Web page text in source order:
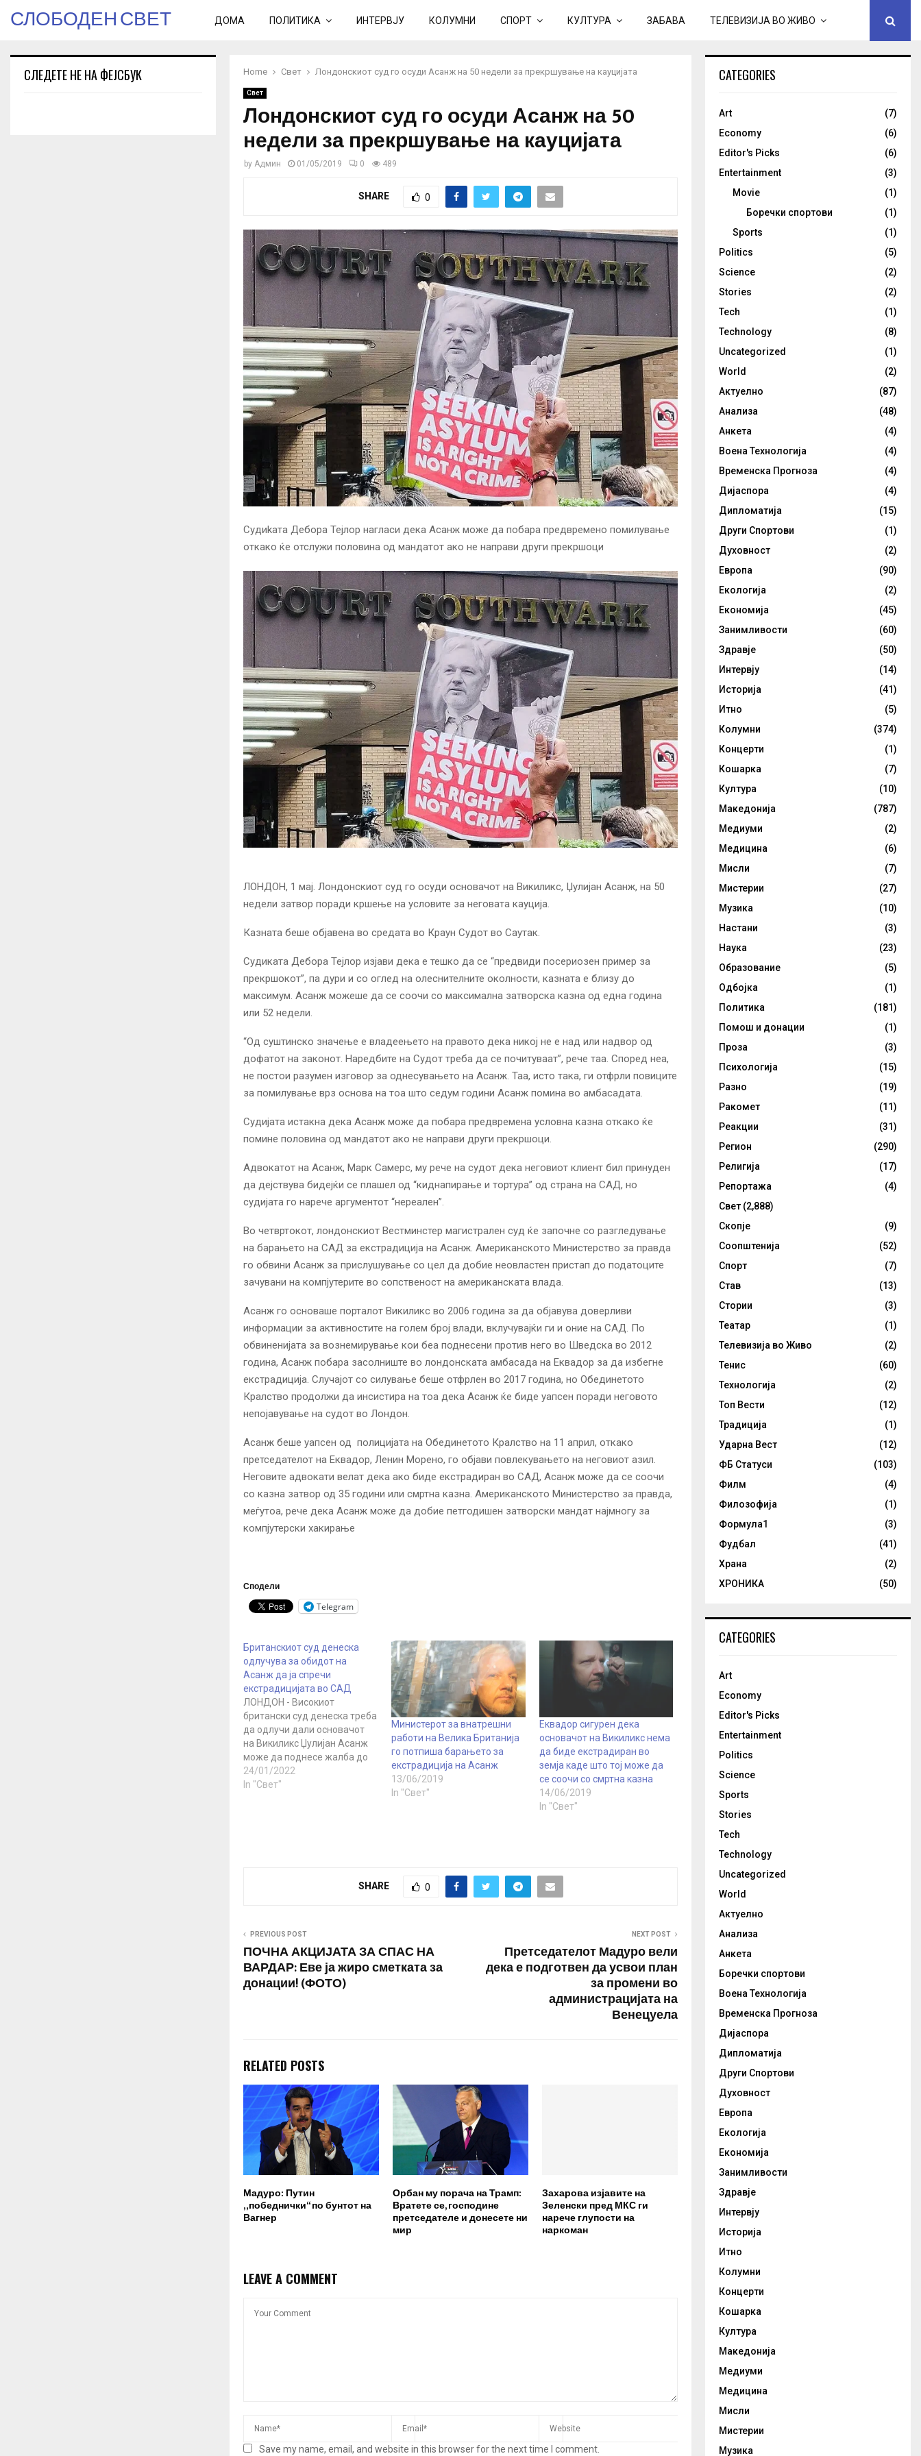
СЛОБОДЕН СВЕТ ДОМА ПОЛИТИКА ИНТЕРВЈУ КОЛУМНИ СПОРТ КУЛТУРА ЗАБАВА ТЕЛЕВИЗИЈА ВО ЖИВО
Home Свет Лондонскиот суд го осуди Асанж на 50 недели за прекршување на кауцијата
Свет
Лондонскиот суд го осуди Асанж на 50
недели за прекршување на кауцијата
by Админ 01/05/2019 0 489
SHARE 0
Судиkата Дебора Тејлор нагласи дека Асанж може да побара предвремено помилување
откако ќе отслужи половина од мандатот ако не направи други прекршоци
ЛОНДОН, 1 мај. Лондонскиот суд го осуди основачот на Викиликс, Џулијан Асанж, на 50
недели затвор поради кршење на условите за неговата кауција.
Казната беше објавена во средата во Краун Судот во Саутак.
Судиката Дебора Тејлор изјави дека е тешко да се “предвиди посериозен пример за
прекршокот”, па дури и со оглед на олеснителните околности, казната е близу до
максимум. Асанж можеше да се соочи со максимална затворска казна од една година
или 52 недели.
“Од суштинско значење е владеењето на правото дека никој не е над или надвор од
дофатот на законот. Наредбите на Судот треба да се почитуваат”, рече таа. Според неа,
не постои разумен изговор за однесувањето на Асанж. Таа, исто така, ги отфрли повиците
за помилување врз основа на тоа што седум години Асанж помина во амбасадата.
Судијата истакна дека Асанж може да побара предвремена условна казна откако ќе
помине половина од мандатот ако не направи други прекршоци.
Адвокатот на Асанж, Марк Самерс, му рече на судот дека неговиот клиент бил принуден
да дејствува бидејќи се плашел од “киднапирање и тортура” од страна на САД, но
судијата го нарече аргументот “нереален”.
Во четвртокот, лондонскиот Вестминстер магистрален суд ќе започне со разгледување
на барањето на САД за екстрадиција на Асанж. Американското Министерство за правда
го обвини Асанж за прислушување со цел да добие неовластен пристап до податоците
зачувани на компјутерите во сопственост на американската влада.
Асанж го основаше порталот Викиликс во 2006 година за да објавува доверливи
информации за активностите на голем број влади, вклучувајќи ги и оние на САД. По
обвиненијата за вознемирување кои беа поднесени против него во Шведска во 2012
година, Асанж побара засолниште во лондонската амбасада на Еквадор за да избегне
екстрадиција. Случајот со силување беше отфрлен во 2017 година, но Обединетото
Кралство продолжи да инсистира на тоа дека Асанж ќе биде уапсен поради неговото
непојавување на судот во Лондон.
Асанж беше уапсен од полицијата на Обединетото Кралство на 11 април, откако
претседателот на Еквадор, Ленин Морено, го објави повлекувањето на неговиот азил.
Неговите адвокати велат дека ако биде екстрадиран во САД, Асанж може да се соочи
со казна затвор од 35 години или смртна казна. Американското Министерство за правда,
меѓутоа, рече дека Асанж може да добие петгодишен затворски мандат најмногу за
компјутерски хакирање
Сподели
Telegram
Британскиот суд денеска
одлучува за обидот на
Асанж да ја спречи
екстрадицијата во САД
ЛОНДОН - Високиот
британски суд денеска треба
да одлучи дали основачот
на Викиликс Џулијан Асанж
може да поднесе жалба до
британскиот Врховен суд
против одлуката за
24/01/2022
In "Свет"
Министерот за внатрешни
работи на Велика Британија
го потпиша барањето за
екстрадиција на Асанж
13/06/2019
In "Свет"
Еквадор сигурен дека
основачот на Викиликс нема
да биде екстрадиран во
земја каде што тој може да
се соочи со смртна казна
14/06/2019
In "Свет"
SHARE 0
PREVIOUS POST
ПОЧНА АКЦИЈАТА ЗА СПАС НА
ВАРДАР: Еве ја жиро сметката за
донации! (ФОТО)
NEXT POST
Претседателот Мадуро вели
дека е подготвен да усвои план
за промени во
администрацијата на
Венецуела
RELATED POSTS
Мадуро: Путин
„победнички“ по бунтот на
Вагнер
Орбан му порача на Трамп:
Вратете се, господине
претседателе и донесете ни
мир
Захарова изјавите на
Зеленски пред МКС ги
нарече глупости на
наркоман
LEAVE A COMMENT
Save my name, email, and website in this browser for the next time I comment.
СЛЕДЕТЕ НЕ НА ФЕЈСБУК CATEGORIES
Art
(7)
Economy
(6)
Editor's Picks
(6)
Entertainment
(3)
Movie
(1)
Боречки спортови
(1)
Sports
(1)
Politics
(5)
Science
(2)
Stories
(2)
Tech
(1)
Technology
(8)
Uncategorized
(1)
World
(2)
Актуелно
(87)
Анализа
(48)
Анкета
(4)
Воена Технологија
(4)
Временска Прогноза
(4)
Дијаспора
(4)
Дипломатија
(15)
Други Спортови
(1)
Духовност
(2)
Европа
(90)
Екологија
(2)
Економија
(45)
Занимливости
(60)
Здравје
(50)
Интервју
(14)
Историја
(41)
Итно
(5)
Колумни
(374)
Концерти
(1)
Кошарка
(7)
Култура
(10)
Македонија
(787)
Медиуми
(2)
Медицина
(6)
Мисли
(7)
Мистерии
(27)
Музика
(10)
Настани
(3)
Наука
(23)
Образование
(5)
Одбојка
(1)
Политика
(181)
Помош и донации
(1)
Проза
(3)
Психологија
(15)
Разно
(19)
Ракомет
(11)
Реакции
(31)
Регион
(290)
Религија
(17)
Репортажа
(4)
Свет (2,888)
Скопје
(9)
Соопштенија
(52)
Спорт
(7)
Став
(13)
Стории
(3)
Театар
(1)
Телевизија во Живо
(2)
Тенис
(60)
Технологија
(2)
Топ Вести
(12)
Традиција
(1)
Ударна Вест
(12)
ФБ Статуси
(103)
Филм
(4)
Филозофија
(1)
Формула1
(3)
Фудбал
(41)
Храна
(2)
ХРОНИКА
(50)
CATEGORIES
Art
Economy
Editor's Picks
Entertainment
Politics
Science
Sports
Stories
Tech
Technology
Uncategorized
World
Актуелно
Анализа
Анкета
Боречки спортови
Воена Технологија
Временска Прогноза
Дијаспора
Дипломатија
Други Спортови
Духовност
Европа
Екологија
Економија
Занимливости
Здравје
Интервју
Историја
Итно
Колумни
Концерти
Кошарка
Култура
Македонија
Медиуми
Медицина
Мисли
Мистерии
Музика